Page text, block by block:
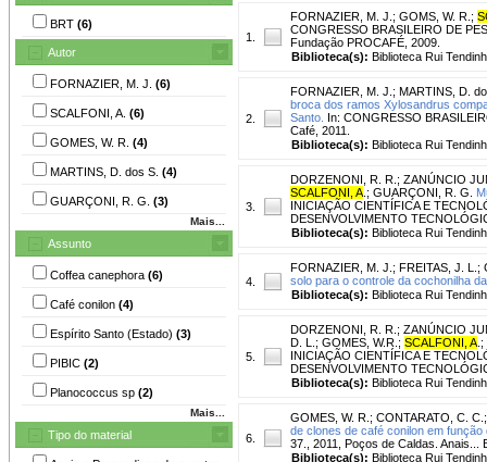
BRT (6)
Autor
FORNAZIER, M. J. (6)
SCALFONI, A. (6)
GOMES, W. R. (4)
MARTINS, D. dos S. (4)
GUARÇONI, R. G. (3)
Mais...
Assunto
Coffea canephora (6)
Café conilon (4)
Espírito Santo (Estado) (3)
PIBIC (2)
Planococcus sp (2)
Mais...
Tipo do material
1.
FORNAZIER, M. J. ; GOMS, W. R. ;
CONGRESSO BRASILEIRO DE
Fundação PROCAFÉ, 2009.
Biblioteca(s): Biblioteca Rui
2.
FORNAZIER, M. J. ; MARTINS, D.
broca dos ramos Xylosandrus
Santo. In: CONGRESSO
Café, 2011.
Biblioteca(s): Biblioteca Rui
3.
DORZENONI, R. R. ; ZANÚNCIO
SCALFONI, A ; GUARÇONI, R. G.
INICIAÇÃO CIENTÍFICA E
DESENVOLVIMENTO
Biblioteca(s): Biblioteca Rui
4.
FORNAZIER, M. J. ; FREITAS, J. L. ;
solo para o controle da cochonilha
Biblioteca(s): Biblioteca Rui
5.
DORZENONI, R. R. ; ZANÚNCIO
D. L. ; GOMES, W.R. ; SCALFONI, A ;
INICIAÇÃO CIENTÍFICA E
DESENVOLVIMENTO
Biblioteca(s): Biblioteca Rui
6.
GOMES, W. R. ; CONTARATO, C. C.
de clones de café conilon em função
37., 2011, Poços de Caldas. Anais...
Biblioteca(s): Biblioteca Rui